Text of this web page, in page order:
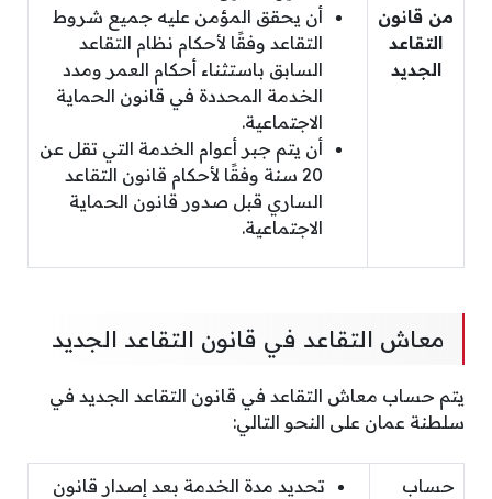
من قانون
التقاعد
الجديد
أن يحقق المؤمن عليه جميع شروط
التقاعد وفقًا لأحكام نظام التقاعد
السابق باستثناء أحكام العمر ومدد
الخدمة المحددة في قانون الحماية
الاجتماعية.
أن يتم جبر أعوام الخدمة التي تقل عن
20 سنة وفقًا لأحكام قانون التقاعد
الساري قبل صدور قانون الحماية
الاجتماعية.
معاش التقاعد في قانون التقاعد الجديد
يتم حساب معاش التقاعد في قانون التقاعد الجديد في
سلطنة عمان على النحو التالي:
حساب
تحديد مدة الخدمة بعد إصدار قانون